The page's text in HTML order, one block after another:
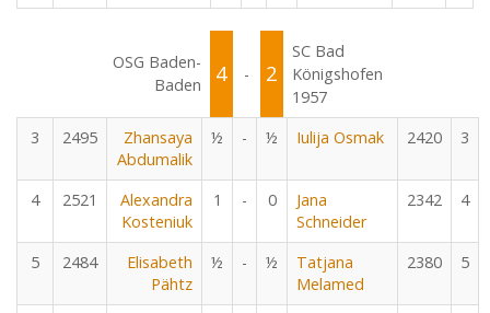
OSG Baden-
Baden
4 - 2
SC Bad
Königshofen
1957
3
2495
Zhansaya
Abdumalik
½ - ½ Iulija Osmak 2420 3
4 2521
Alexandra
Kosteniuk
1 - 0
Jana
Schneider
2342 4
5 2484
Elisabeth
Pähtz
½ - ½
Tatjana
Melamed
2380 5